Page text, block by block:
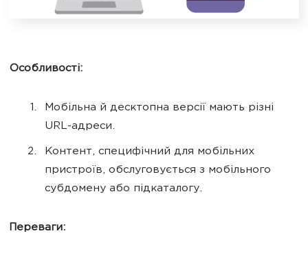
Особливості:
Мобільна й десктопна версії мають різні
URL-адреси.
Контент, специфічний для мобільних
пристроїв, обслуговується з мобільного
субдомену або підкаталогу.
Переваги: